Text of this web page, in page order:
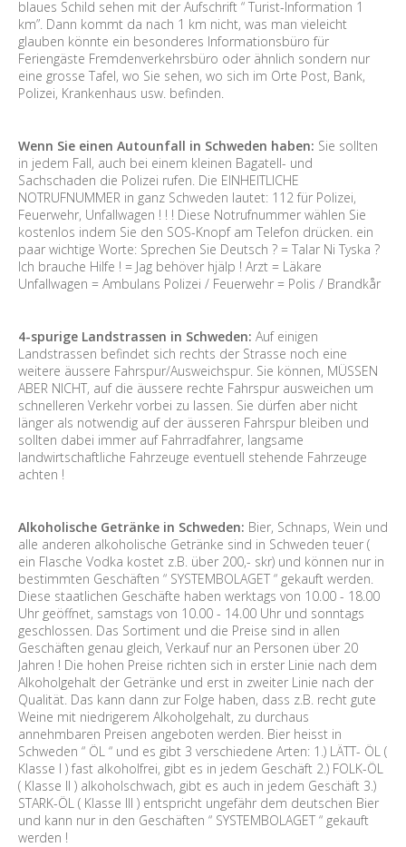
blaues Schild sehen mit der Aufschrift “ Turist-Information 1
km”. Dann kommt da nach 1 km nicht, was man vieleicht
glauben könnte ein besonderes Informationsbüro für
Feriengäste Fremdenverkehrsbüro oder ähnlich sondern nur
eine grosse Tafel, wo Sie sehen, wo sich im Orte Post, Bank,
Polizei, Krankenhaus usw. befinden.
Wenn Sie einen Autounfall in Schweden haben: Sie sollten
in jedem Fall, auch bei einem kleinen Bagatell- und
Sachschaden die Polizei rufen. Die EINHEITLICHE
NOTRUFNUMMER in ganz Schweden lautet: 112 für Polizei,
Feuerwehr, Unfallwagen ! ! ! Diese Notrufnummer wählen Sie
kostenlos indem Sie den SOS-Knopf am Telefon drücken. ein
paar wichtige Worte: Sprechen Sie Deutsch ? = Talar Ni Tyska ?
Ich brauche Hilfe ! = Jag behöver hjälp ! Arzt = Läkare
Unfallwagen = Ambulans Polizei / Feuerwehr = Polis / Brandkår
4-spurige Landstrassen in Schweden: Auf einigen
Landstrassen befindet sich rechts der Strasse noch eine
weitere äussere Fahrspur/Ausweichspur. Sie können, MÜSSEN
ABER NICHT, auf die äussere rechte Fahrspur ausweichen um
schnelleren Verkehr vorbei zu lassen. Sie dürfen aber nicht
länger als notwendig auf der äusseren Fahrspur bleiben und
sollten dabei immer auf Fahrradfahrer, langsame
landwirtschaftliche Fahrzeuge eventuell stehende Fahrzeuge
achten !
Alkoholische Getränke in Schweden: Bier, Schnaps, Wein und
alle anderen alkoholische Getränke sind in Schweden teuer (
ein Flasche Vodka kostet z.B. über 200,- skr) und können nur in
bestimmten Geschäften “ SYSTEMBOLAGET “ gekauft werden.
Diese staatlichen Geschäfte haben werktags von 10.00 - 18.00
Uhr geöffnet, samstags von 10.00 - 14.00 Uhr und sonntags
geschlossen. Das Sortiment und die Preise sind in allen
Geschäften genau gleich, Verkauf nur an Personen über 20
Jahren ! Die hohen Preise richten sich in erster Linie nach dem
Alkoholgehalt der Getränke und erst in zweiter Linie nach der
Qualität. Das kann dann zur Folge haben, dass z.B. recht gute
Weine mit niedrigerem Alkoholgehalt, zu durchaus
annehmbaren Preisen angeboten werden. Bier heisst in
Schweden “ ÖL “ und es gibt 3 verschiedene Arten: 1.) LÄTT- ÖL (
Klasse I ) fast alkoholfrei, gibt es in jedem Geschäft 2.) FOLK-ÖL
( Klasse II ) alkoholschwach, gibt es auch in jedem Geschäft 3.)
STARK-ÖL ( Klasse III ) entspricht ungefähr dem deutschen Bier
und kann nur in den Geschäften “ SYSTEMBOLAGET “ gekauft
werden !